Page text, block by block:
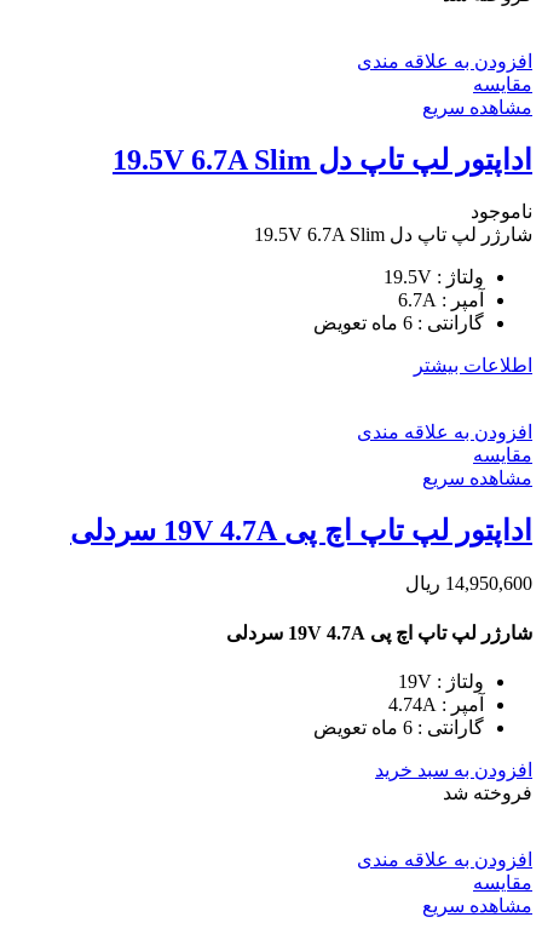
افزودن به علاقه مندی
مقایسه
مشاهده سریع
اداپتور لپ تاپ دل 19.5V 6.7A Slim
ناموجود
شارژر لپ تاپ دل 19.5V 6.7A Slim
ولتاژ : 19.5V
آمپر : 6.7A
گارانتی : 6 ماه تعویض
اطلاعات بیشتر
افزودن به علاقه مندی
مقایسه
مشاهده سریع
اداپتور لپ تاپ اچ پی 19V 4.7A سردلی
14,950,600 ریال
شارژر لپ تاپ اچ پی 19V 4.7A سردلی
ولتاژ : 19V
آمپر : 4.74A
گارانتی : 6 ماه تعویض
افزودن به سبد خرید
فروخته شد
افزودن به علاقه مندی
مقایسه
مشاهده سریع